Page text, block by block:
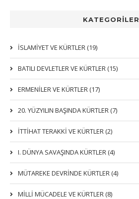
KATEGORİLER
İSLAMIYET VE KÜRTLER (19)
BATILI DEVLETLER VE KÜRTLER (15)
ERMENİLER VE KÜRTLER (17)
20. YÜZYILIN BAŞINDA KÜRTLER (7)
İTTIHAT TERAKKI VE KÜRTLER (2)
I. DÜNYA SAVAŞINDA KÜRTLER (4)
MÜTAREKE DEVRİNDE KÜRTLER (4)
MİLLİ MÜCADELE VE KÜRTLER (8)